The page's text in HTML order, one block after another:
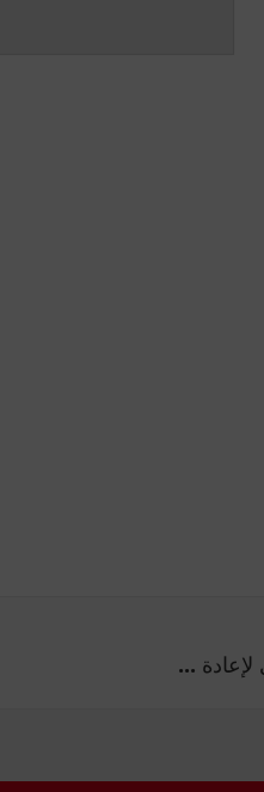
لإعادة ...